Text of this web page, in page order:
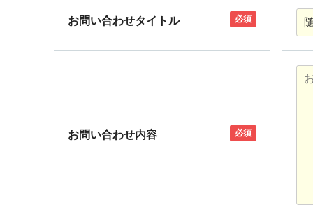
お問い合わせタイトル 必須
お問い合わせ内容 必須